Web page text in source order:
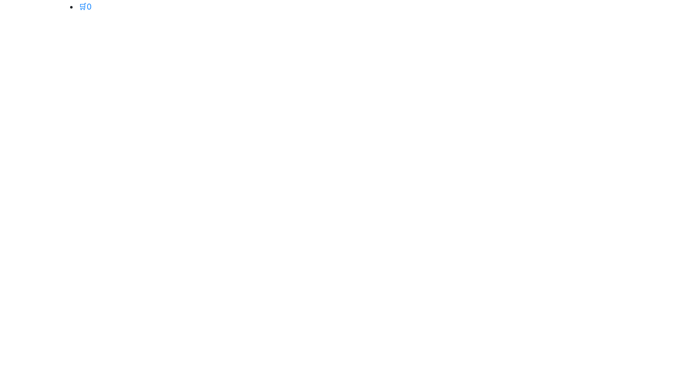
🛒0